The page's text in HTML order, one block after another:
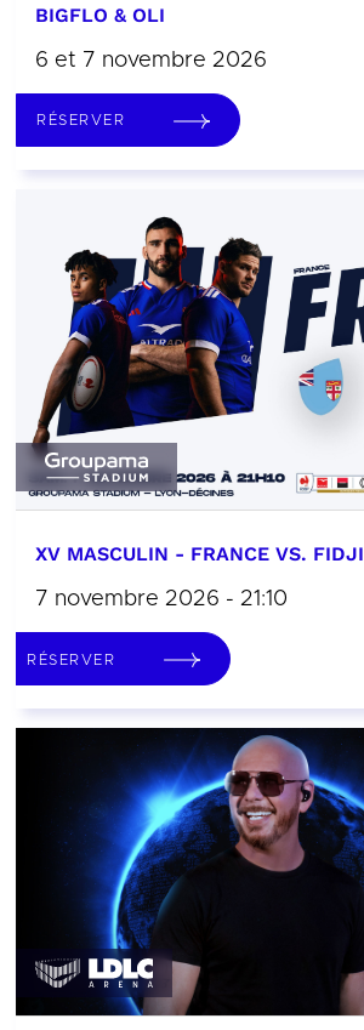
BIGFLO & OLI
6 et 7 novembre 2026
RÉSERVER
XV MASCULIN - FRANCE VS. FIDJI
7 novembre 2026 - 21:10
RÉSERVER